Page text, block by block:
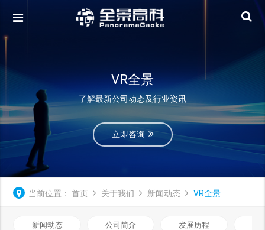
VR全景
了解最新公司动态及行业资讯
立即咨询
当前位置： 首页 关于我们 新闻动态 VR全景
新闻动态 公司简介 发展历程